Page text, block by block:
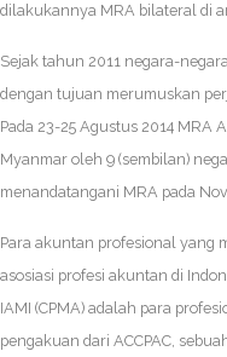
dilakukannya MRA bilateral di
Sejak tahun 2011 negara-
dengan tujuan merumuskan
Pada 23-25 Agustus 2014 MRA
Myanmar oleh 9 (sembilan)
menandatangani MRA pada
Para akuntan profesional yang
asosiasi profesi akuntan di
IAMI (CPMA) adalah para
pengakuan dari ACCPAC,